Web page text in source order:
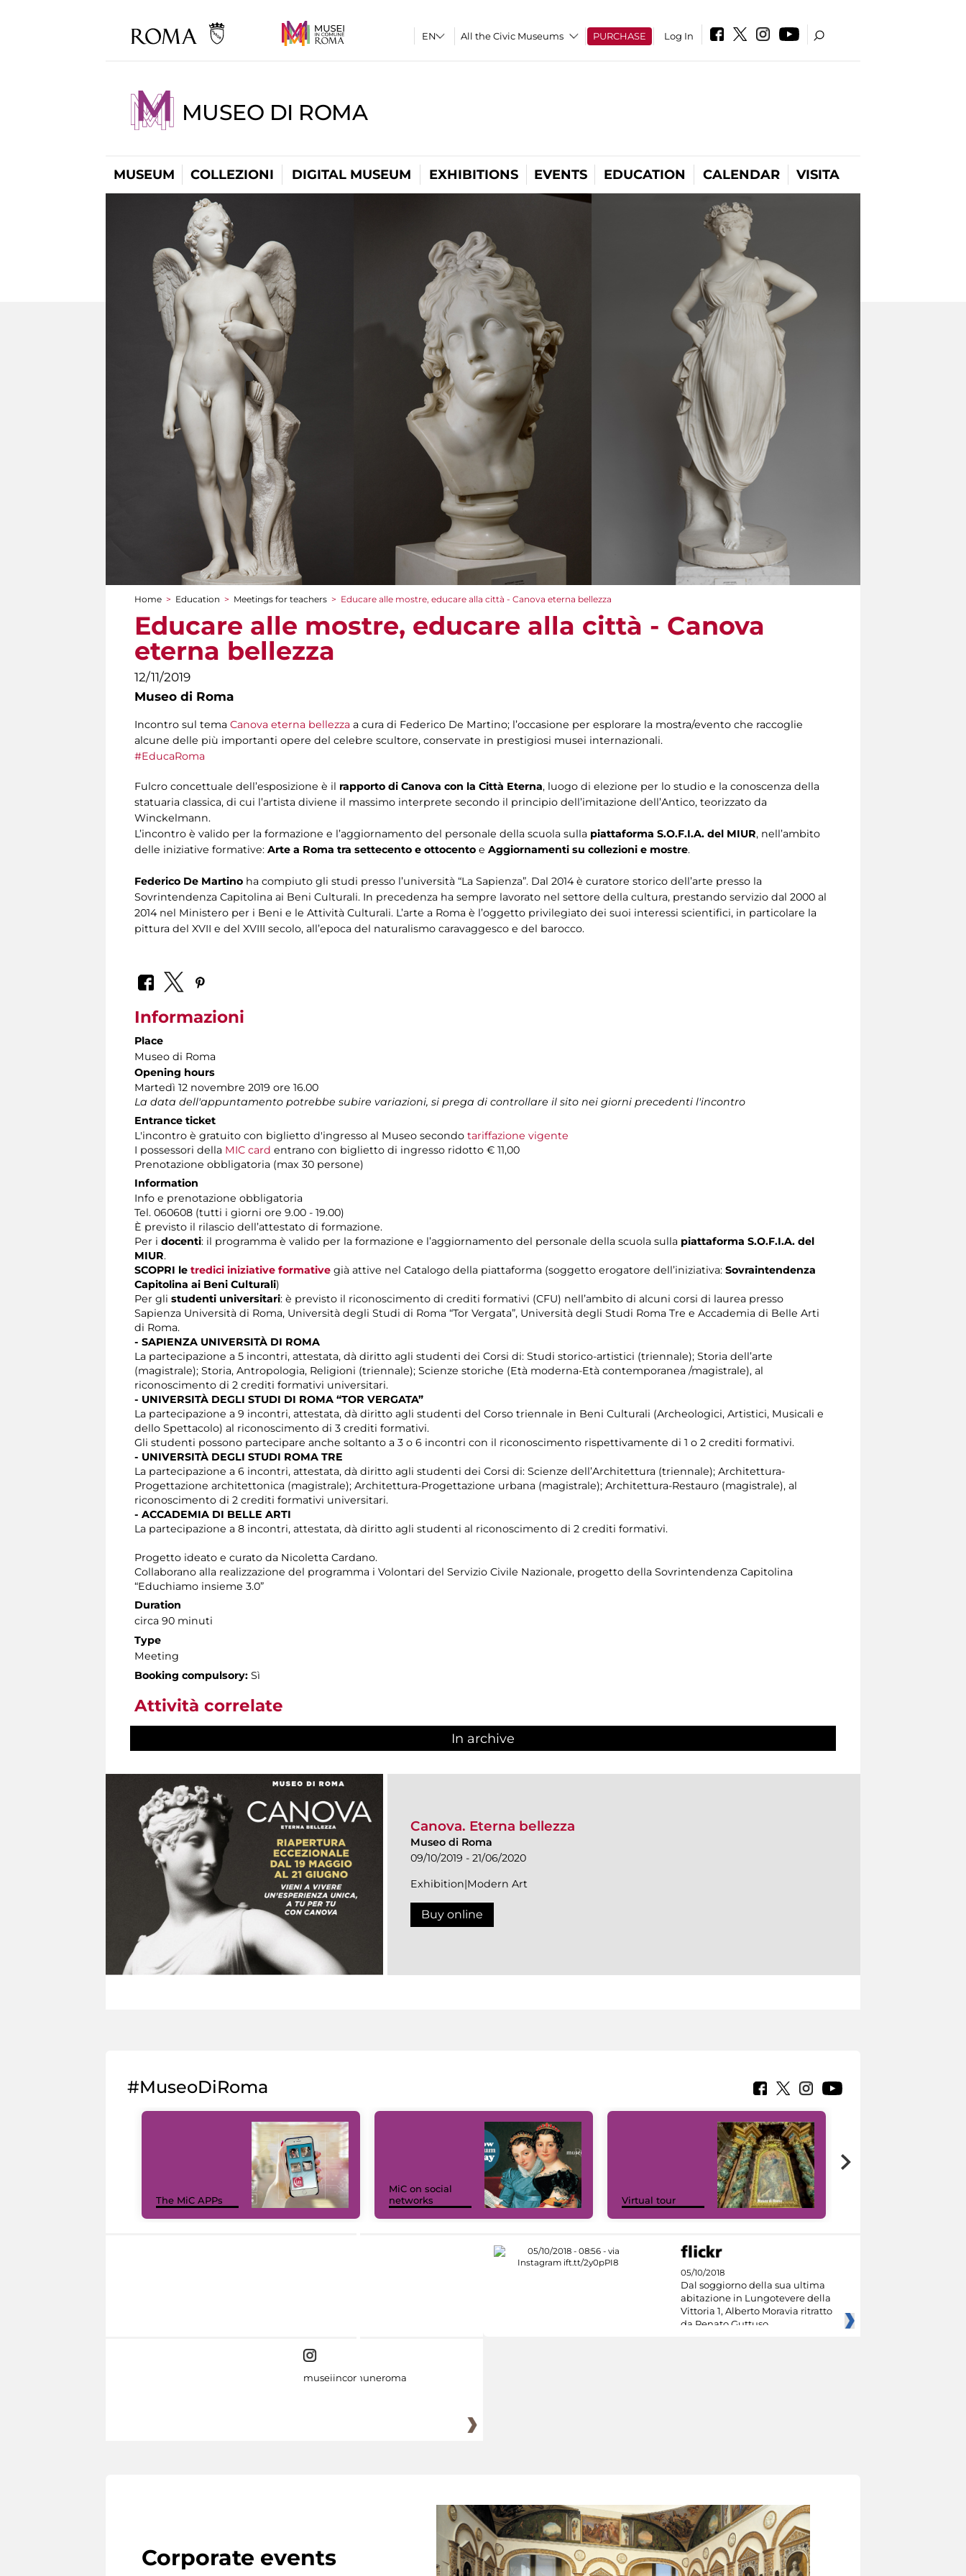
All the Civic Museums PURCHASE Log In
MUSEO DI ROMA
MUSEUM COLLEZIONI DIGITAL MUSEUM EXHIBITIONS EVENTS EDUCATION CALENDAR VISITA
You are here
Home > Education > Meetings for teachers > Educare alle mostre, educare alla città - Canova eterna bellezza
Educare alle mostre, educare alla città - Canova
eterna bellezza
12/11/2019
Museo di Roma
Incontro sul tema Canova eterna bellezza a cura di Federico De Martino; l’occasione per esplorare la mostra/evento che raccoglie
alcune delle più importanti opere del celebre scultore, conservate in prestigiosi musei internazionali.
#EducaRoma
Fulcro concettuale dell’esposizione è il rapporto di Canova con la Città Eterna, luogo di elezione per lo studio e la conoscenza della
statuaria classica, di cui l’artista diviene il massimo interprete secondo il principio dell’imitazione dell’Antico, teorizzato da
Winckelmann.
L’incontro è valido per la formazione e l’aggiornamento del personale della scuola sulla piattaforma S.O.F.I.A. del MIUR, nell’ambito
delle iniziative formative: Arte a Roma tra settecento e ottocento e Aggiornamenti su collezioni e mostre.
Federico De Martino ha compiuto gli studi presso l’università “La Sapienza”. Dal 2014 è curatore storico dell’arte presso la
Sovrintendenza Capitolina ai Beni Culturali. In precedenza ha sempre lavorato nel settore della cultura, prestando servizio dal 2000 al
2014 nel Ministero per i Beni e le Attività Culturali. L’arte a Roma è l’oggetto privilegiato dei suoi interessi scientifici, in particolare la
pittura del XVII e del XVIII secolo, all’epoca del naturalismo caravaggesco e del barocco.
Informazioni
Place
Museo di Roma
Opening hours
Martedì 12 novembre 2019 ore 16.00
La data dell'appuntamento potrebbe subire variazioni, si prega di controllare il sito nei giorni precedenti l'incontro
Entrance ticket
L'incontro è gratuito con biglietto d'ingresso al Museo secondo tariffazione vigente
I possessori della MIC card entrano con biglietto di ingresso ridotto € 11,00
Prenotazione obbligatoria (max 30 persone)
Information
Info e prenotazione obbligatoria
Tel. 060608 (tutti i giorni ore 9.00 - 19.00)
È previsto il rilascio dell’attestato di formazione.
Per i docenti: il programma è valido per la formazione e l’aggiornamento del personale della scuola sulla piattaforma S.O.F.I.A. del
MIUR.
SCOPRI le tredici iniziative formative già attive nel Catalogo della piattaforma (soggetto erogatore dell’iniziativa: Sovraintendenza
Capitolina ai Beni Culturali)
Per gli studenti universitari: è previsto il riconoscimento di crediti formativi (CFU) nell’ambito di alcuni corsi di laurea presso
Sapienza Università di Roma, Università degli Studi di Roma “Tor Vergata”, Università degli Studi Roma Tre e Accademia di Belle Arti
di Roma.
- SAPIENZA UNIVERSITÀ DI ROMA
La partecipazione a 5 incontri, attestata, dà diritto agli studenti dei Corsi di: Studi storico-artistici (triennale); Storia dell’arte
(magistrale); Storia, Antropologia, Religioni (triennale); Scienze storiche (Età moderna-Età contemporanea /magistrale), al
riconoscimento di 2 crediti formativi universitari.
- UNIVERSITÀ DEGLI STUDI DI ROMA “TOR VERGATA”
La partecipazione a 9 incontri, attestata, dà diritto agli studenti del Corso triennale in Beni Culturali (Archeologici, Artistici, Musicali e
dello Spettacolo) al riconoscimento di 3 crediti formativi.
Gli studenti possono partecipare anche soltanto a 3 o 6 incontri con il riconoscimento rispettivamente di 1 o 2 crediti formativi.
- UNIVERSITÀ DEGLI STUDI ROMA TRE
La partecipazione a 6 incontri, attestata, dà diritto agli studenti dei Corsi di: Scienze dell’Architettura (triennale); Architettura-
Progettazione architettonica (magistrale); Architettura-Progettazione urbana (magistrale); Architettura-Restauro (magistrale), al
riconoscimento di 2 crediti formativi universitari.
- ACCADEMIA DI BELLE ARTI
La partecipazione a 8 incontri, attestata, dà diritto agli studenti al riconoscimento di 2 crediti formativi.
Progetto ideato e curato da Nicoletta Cardano.
Collaborano alla realizzazione del programma i Volontari del Servizio Civile Nazionale, progetto della Sovrintendenza Capitolina
“Educhiamo insieme 3.0”
Duration
circa 90 minuti
Type
Meeting
Booking compulsory: Sì
Attività correlate
In archive
Canova. Eterna bellezza
Museo di Roma
09/10/2019 - 21/06/2020
Exhibition|Modern Art
Buy online
#MuseoDiRoma
The MiC APPs
MiC on social
networks
Virtual tour
05/10/2018
Dal soggiorno della sua ultima
abitazione in Lungotevere della
Vittoria 1, Alberto Moravia ritratto
da Renato Guttuso
museiincomuneroma
Corporate events